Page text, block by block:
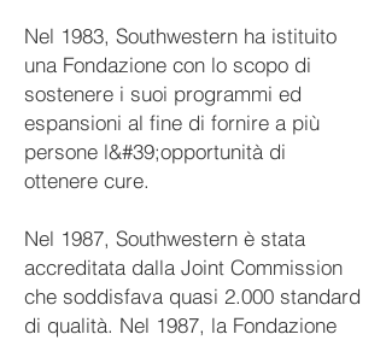
Nel 1983, Southwestern ha istituito
una Fondazione con lo scopo di
sostenere i suoi programmi ed
espansioni al fine di fornire a più
persone l&#39;opportunità di
ottenere cure.
Nel 1987, Southwestern è stata
accreditata dalla Joint Commission
che soddisfava quasi 2.000 standard
di qualità. Nel 1987, la Fondazione